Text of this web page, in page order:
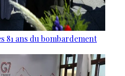
81 ans du bombardement